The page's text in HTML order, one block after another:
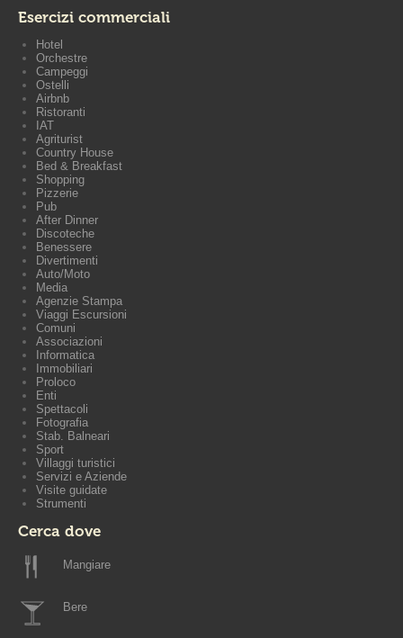
Esercizi commerciali
Hotel
Orchestre
Campeggi
Ostelli
Airbnb
Ristoranti
IAT
Agriturist
Country House
Bed & Breakfast
Shopping
Pizzerie
Pub
After Dinner
Discoteche
Benessere
Divertimenti
Auto/Moto
Media
Agenzie Stampa
Viaggi Escursioni
Comuni
Associazioni
Informatica
Immobiliari
Proloco
Enti
Spettacoli
Fotografia
Stab. Balneari
Sport
Villaggi turistici
Servizi e Aziende
Visite guidate
Strumenti
Cerca dove
Mangiare
Bere